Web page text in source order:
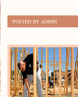
POSTED BY ADMIN